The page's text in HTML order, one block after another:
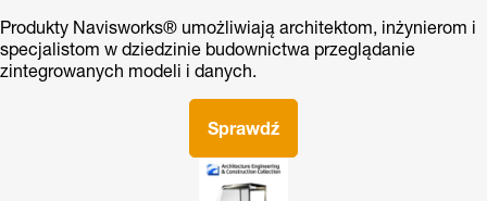
Produkty Navisworks® umożliwiają architektom, inżynierom i
specjalistom w dziedzinie budownictwa przeglądanie
zintegrowanych modeli i danych.
Sprawdź